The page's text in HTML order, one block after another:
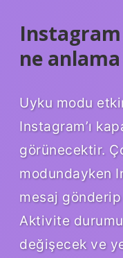
ne
Uyku modu
Instagram’ı
görünecektir.
modundayken
mesaj
Aktivite
değişecek ve